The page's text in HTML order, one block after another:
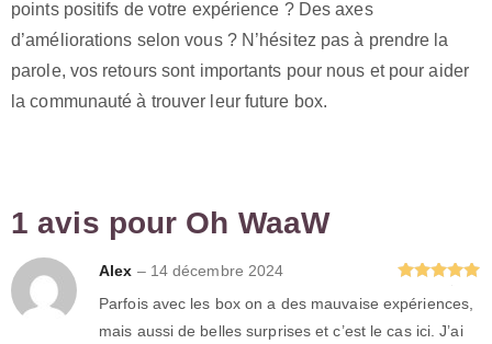
points positifs de votre expérience ? Des axes
d’améliorations selon vous ? N’hésitez pas à prendre la
parole, vos retours sont importants pour nous et pour aider
la communauté à trouver leur future box.
1 avis pour Oh WaaW
5
Alex – 14 décembre 2024
Parfois avec les box on a des mauvaise expériences,
mais aussi de belles surprises et c’est le cas ici. J’ai